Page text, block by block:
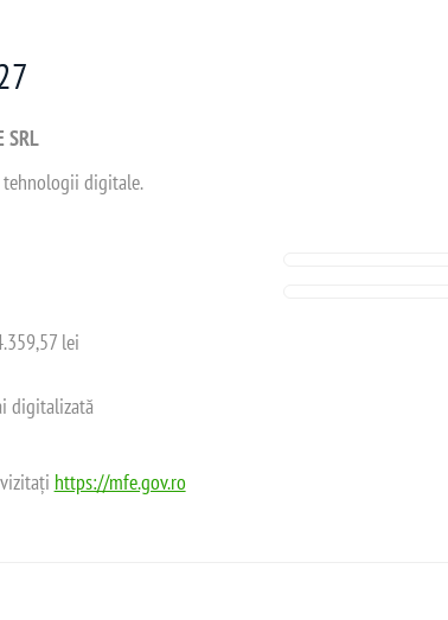
SRL
digitale.
lei
digitalizată
https://mfe.gov.ro